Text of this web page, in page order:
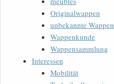
Originalwappen
unbekannte Wappen
Wappenkunde
Wappensammlung
Interessen
Mobilität